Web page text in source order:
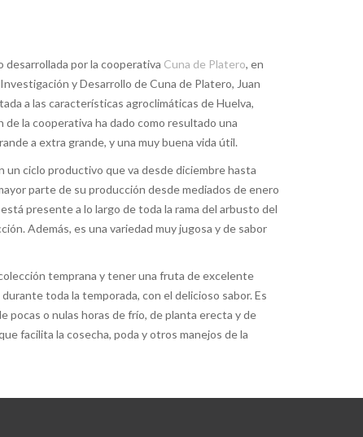
desarrollada por la cooperativa Cuna de Platero, en
y Desarrollo de Cuna de Platero, Juan
a las características agroclimáticas de Huelva,
de la cooperativa ha dado como resultado una
a extra grande, y una muy buena vida útil.
un ciclo productivo que va desde diciembre hasta
parte de su producción desde mediados de enero
presente a lo largo de toda la rama del arbusto del
Además, es una variedad muy jugosa y de sabor
temprana y tener una fruta de excelente
toda la temporada, con el delicioso sabor. Es
pocas o nulas horas de frío, de planta erecta y de
facilita la cosecha, poda y otros manejos de la